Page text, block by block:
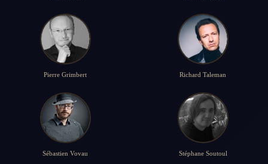
Pierre Grimbert Richard Taleman
Sébastien Vovau Stéphane Soutoul